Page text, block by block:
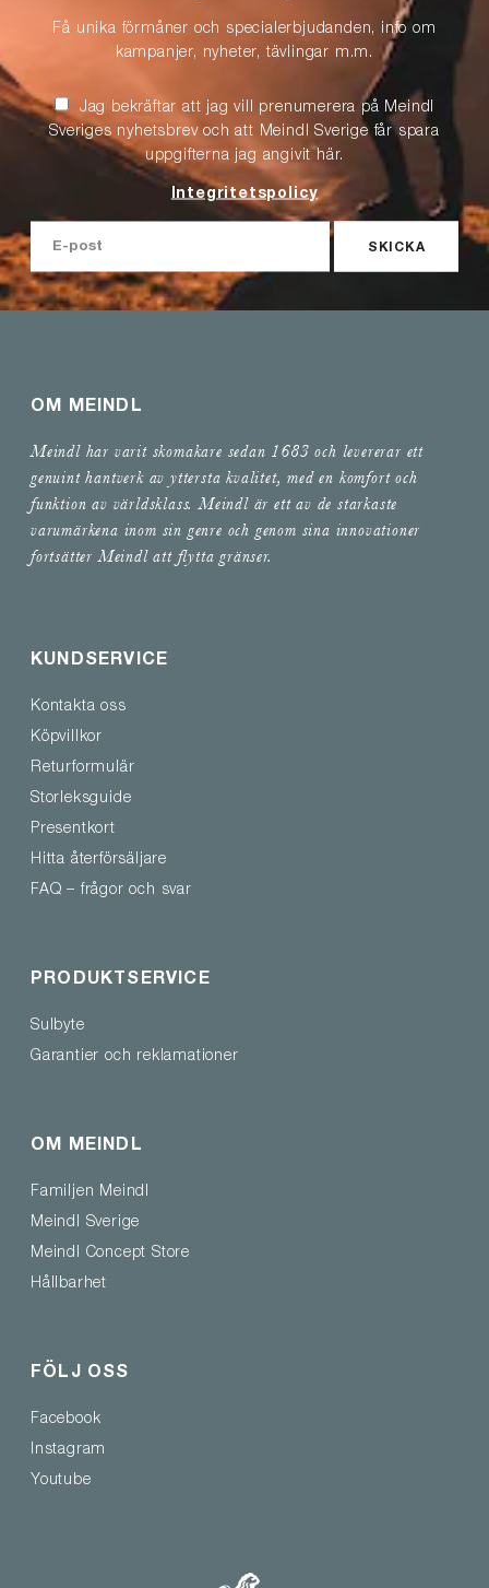
Få unika förmåner och specialerbjudanden, info om
kampanjer, nyheter, tävlingar m.m.
Jag bekräftar att jag vill prenumerera på Meindl
Sveriges nyhetsbrev och att Meindl Sverige får spara
uppgifterna jag angivit här.
Integritetspolicy
SKICKA
OM MEINDL
Meindl har varit skomakare sedan 1683 och levererar ett
genuint hantverk av yttersta kvalitet, med en komfort och
funktion av världsklass. Meindl är ett av de starkaste
varumärkena inom sin genre och genom sina innovationer
fortsätter Meindl att flytta gränser.
KUNDSERVICE
Kontakta oss
Köpvillkor
Returformulär
Storleksguide
Presentkort
Hitta återförsäljare
FAQ – frågor och svar
PRODUKTSERVICE
Sulbyte
Garantier och reklamationer
OM MEINDL
Familjen Meindl
Meindl Sverige
Meindl Concept Store
Hållbarhet
FÖLJ OSS
Facebook
Instagram
Youtube